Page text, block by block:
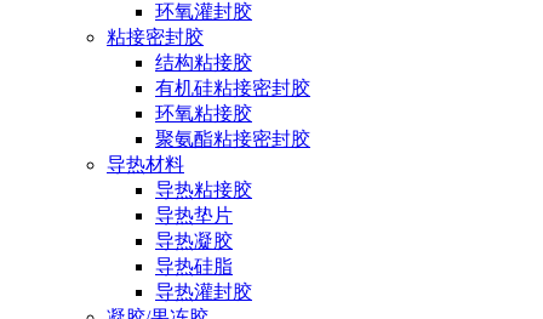
环氧灌封胶
粘接密封胶
结构粘接胶
有机硅粘接密封胶
环氧粘接胶
聚氨酯粘接密封胶
导热材料
导热粘接胶
导热垫片
导热凝胶
导热硅脂
导热灌封胶